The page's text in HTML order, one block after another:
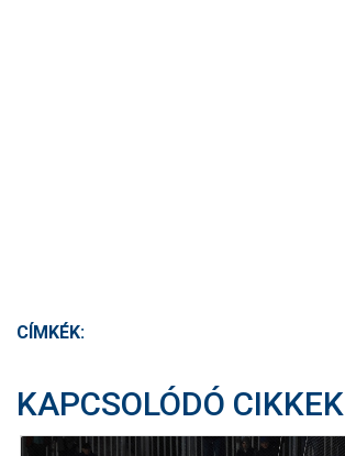
CÍMKÉK:
KAPCSOLÓDÓ CIKKEK